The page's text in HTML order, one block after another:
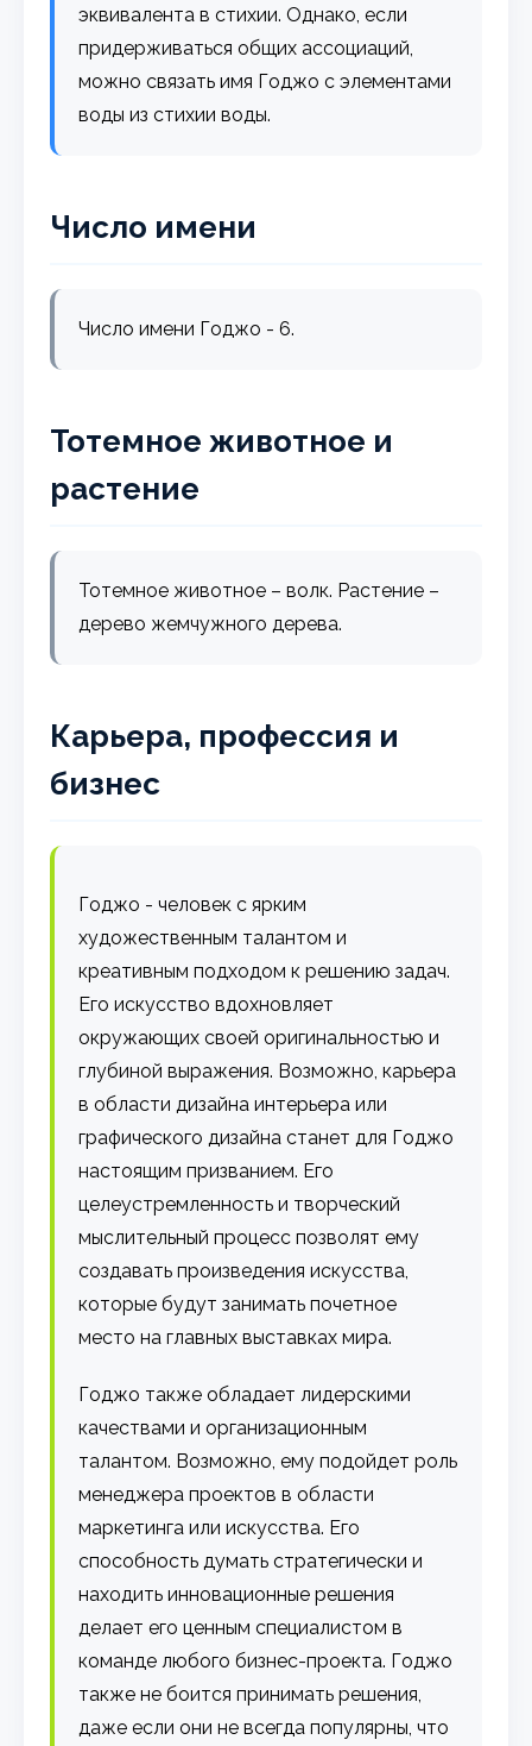
эквивалента в стихии. Однако, если
придерживаться общих ассоциаций,
можно связать имя Годжо с элементами
воды из стихии воды.
Число имени
Число имени Годжо - 6.
Тотемное животное и
растение
Тотемное животное – волк. Растение –
дерево жемчужного дерева.
Карьера, профессия и
бизнес
Годжо - человек с ярким
художественным талантом и
креативным подходом к решению задач.
Его искусство вдохновляет
окружающих своей оригинальностью и
глубиной выражения. Возможно, карьера
в области дизайна интерьера или
графического дизайна станет для Годжо
настоящим призванием. Его
целеустремленность и творческий
мыслительный процесс позволят ему
создавать произведения искусства,
которые будут занимать почетное
место на главных выставках мира.
Годжо также обладает лидерскими
качествами и организационным
талантом. Возможно, ему подойдет роль
менеджера проектов в области
маркетинга или искусства. Его
способность думать стратегически и
находить инновационные решения
делает его ценным специалистом в
команде любого бизнес-проекта. Годжо
также не боится принимать решения,
даже если они не всегда популярны, что